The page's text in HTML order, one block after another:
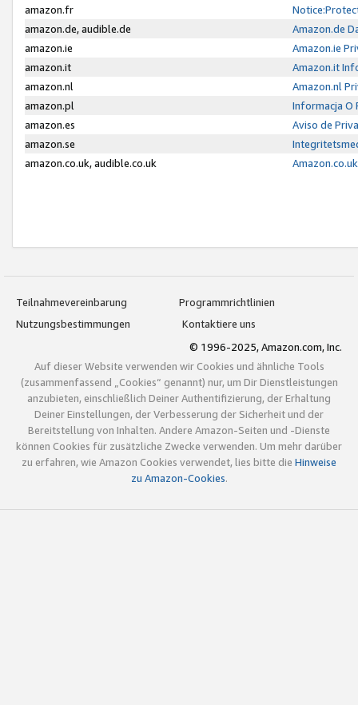
amazon.fr
amazon.de, audible.de
Amazon.de
amazon.ie
Amazon.ie
amazon.it
Amazon.it
amazon.nl
Amazon.nl
amazon.pl
Informacja O
amazon.es
Aviso de
amazon.se
amazon.co.uk, audible.co.uk
Teilnahmevereinbarung
Programmrichtlinien
Nutzungsbestimmungen
Kontaktiere uns
© 1996-2025, Amazon.com, Inc.
Auf dieser Website verwenden wir Cookies und ähnliche Tools
(zusammenfassend „Cookies“ genannt) nur, um Dir Dienstleistungen
anzubieten, einschließlich Deiner Authentifizierung, der Erhaltung
Deiner Einstellungen, der Verbesserung der Sicherheit und der
Bereitstellung von Inhalten. Andere Amazon-Seiten und -Dienste
können Cookies für zusätzliche Zwecke verwenden. Um mehr darüber
zu erfahren, wie Amazon Cookies verwendet, lies bitte die Hinweise
zu Amazon-Cookies.